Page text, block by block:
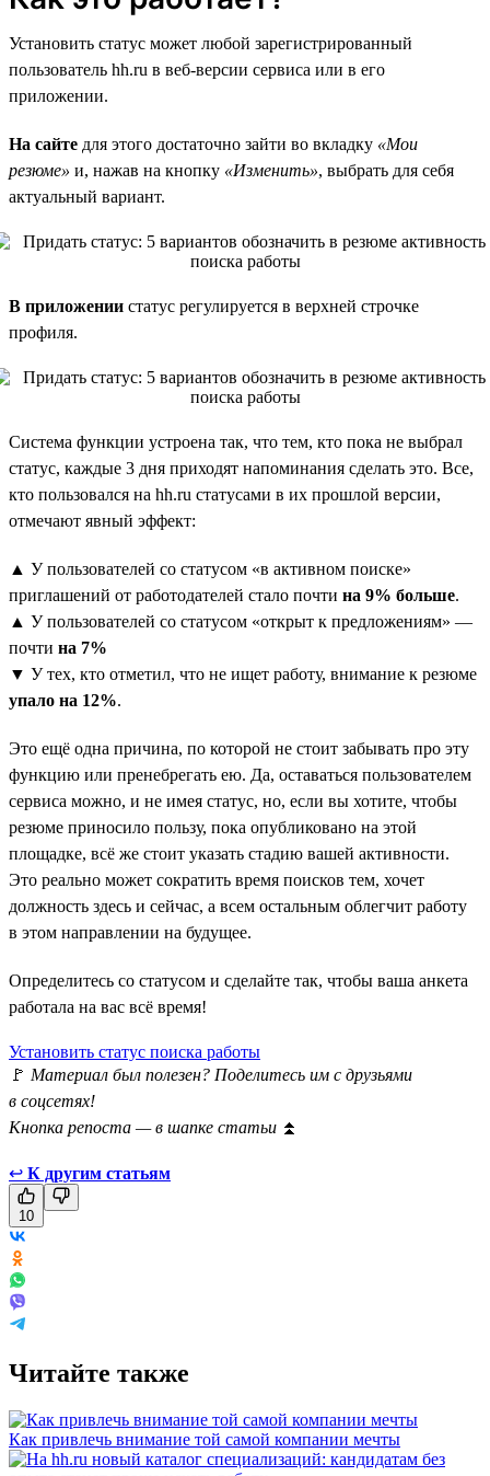
Установить статус может любой зарегистрированный
пользователь hh.ru в веб-версии сервиса или в его
приложении.
На сайте для этого достаточно зайти во вкладку «Мои
резюме» и, нажав на кнопку «Изменить», выбрать для себя
актуальный вариант.
В приложении статус регулируется в верхней строчке
профиля.
Система функции устроена так, что тем, кто пока не выбрал
статус, каждые 3 дня приходят напоминания сделать это. Все,
кто пользовался на hh.ru статусами в их прошлой версии,
отмечают явный эффект:
▲ У пользователей со статусом «в активном поиске»
приглашений от работодателей стало почти на 9% больше.
▲ У пользователей со статусом «открыт к предложениям» —
почти на 7%
▼ У тех, кто отметил, что не ищет работу, внимание к резюме
упало на 12%.
Это ещё одна причина, по которой не стоит забывать про эту
функцию или пренебрегать ею. Да, оставаться пользователем
сервиса можно, и не имея статус, но, если вы хотите, чтобы
резюме приносило пользу, пока опубликовано на этой
площадке, всё же стоит указать стадию вашей активности.
Это реально может сократить время поисков тем, хочет
должность здесь и сейчас, а всем остальным облегчит работу
в этом направлении на будущее.
Определитесь со статусом и сделайте так, чтобы ваша анкета
работала на вас всё время!
Установить статус поиска работы
🚩 Материал был полезен? Поделитесь им с друзьями
в соцсетях!
Кнопка репоста — в шапке статьи ⏫
↩ К другим статьям
10
Читайте также
Как привлечь внимание той самой компании мечты